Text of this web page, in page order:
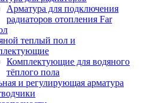
Арматура для подключения
радиаторов отопления Far
теплый пол и
Комплектующие для водяного
тёплого пола
и регулирующая арматура